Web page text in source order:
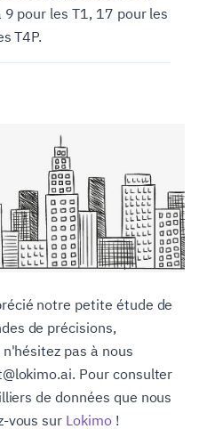
pour les T1, 17 pour les
T4P.
notre petite étude de
de précisions,
pas à nous
Pour consulter
de données que nous
vous sur Lokimo!